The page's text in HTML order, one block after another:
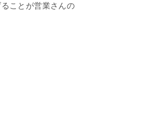
ことが営業さんの